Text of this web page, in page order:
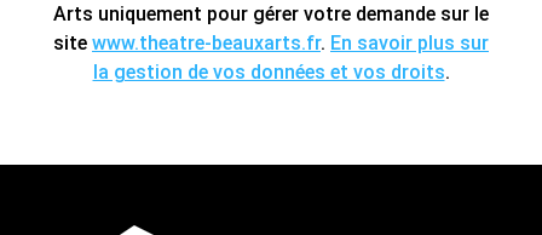
Arts uniquement pour gérer votre demande sur le
site www.theatre-beauxarts.fr. En savoir plus sur
la gestion de vos données et vos droits.